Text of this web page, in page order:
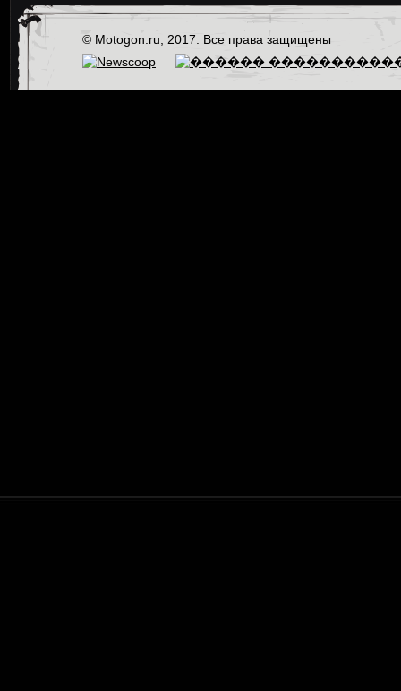
© Motogon.ru, 2017. Все права защищены